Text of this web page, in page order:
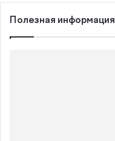
Полезная информация